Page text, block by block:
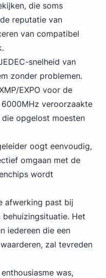
die soms
reputatie van
van compatibel
snelheid van
zonder problemen.
EXPO voor de
veroorzaakte
opgelost moesten
oogt eenvoudig,
omgaan met de
wordt
afwerking past bij
Het
iedereen die een
zal tevreden
was,